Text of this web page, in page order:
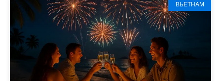
ВЬЕТНАМ